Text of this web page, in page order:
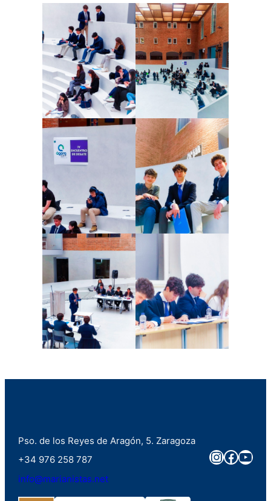
Pso. de los Reyes de Aragón, 5. Zaragoza
+34 976 258 787
info@marianistas.net